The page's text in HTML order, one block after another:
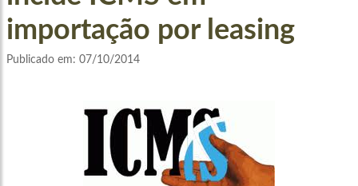
importação por leasing
Publicado em: 07/10/2014